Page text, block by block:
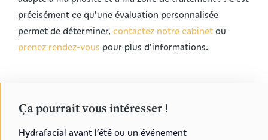
précisément ce qu’une évaluation personnalisée
permet de déterminer, contactez notre cabinet ou
prenez rendez-vous pour plus d’informations.
Ça pourrait vous intéresser !
Hydrafacial avant l’été ou un événement